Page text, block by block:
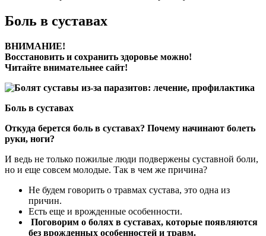
Боль в суставах
ВНИМАНИЕ!
Восстановить и сохранить здоровье можно!
Читайте внимательнее сайт!
Боль в суставах
Откуда берется боль в суставах? Почему начинают болеть
руки, ноги?
И ведь не только пожилые люди подвержены суставной боли,
но и еще совсем молодые. Так в чем же причина?
Не будем говорить о травмах сустава, это одна из
причин.
Есть еще и врожденные особенности.
Поговорим о болях в суставах, которые появляются
без врожденных особенностей и травм.